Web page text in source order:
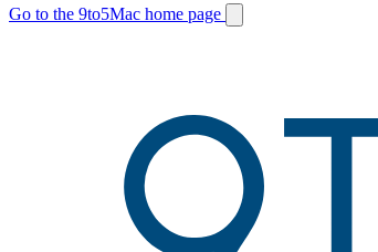
Go to the 9to5Mac home page
Switch